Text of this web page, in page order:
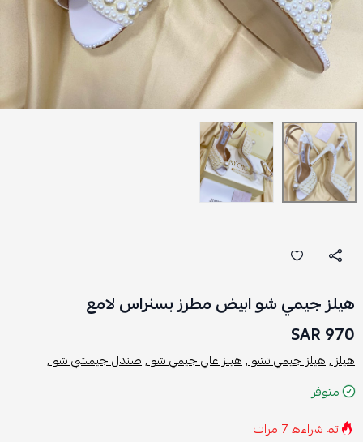
هيلز جيمي شو ابيض مطرز بسنراس لامع
970 SAR
هيلز ,هيلز جيمي تشو ,هيلز عالي جيمي شو ,صندل جيمشي شو ,
متوفر
تم شراءه7 مرات